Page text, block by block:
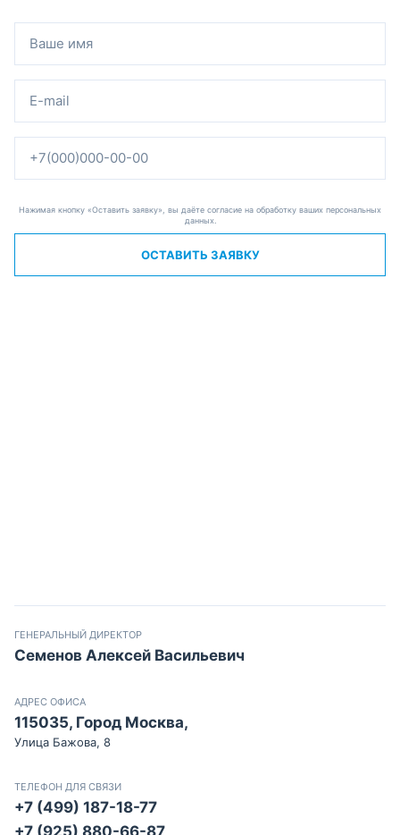
Нажимая кнопку «Оставить заявку», вы даёте согласие на обработку ваших персональных
данных.
ОСТАВИТЬ ЗАЯВКУ
ГЕНЕРАЛЬНЫЙ ДИРЕКТОР
Семенов Алексей Васильевич
АДРЕС ОФИСА
115035, Город Москва,
Улица Бажова, 8
ТЕЛЕФОН ДЛЯ СВЯЗИ
+7 (499) 187-18-77
+7 (925) 880-66-87